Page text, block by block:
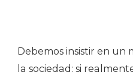
Debemos insistir en un
la sociedad: si